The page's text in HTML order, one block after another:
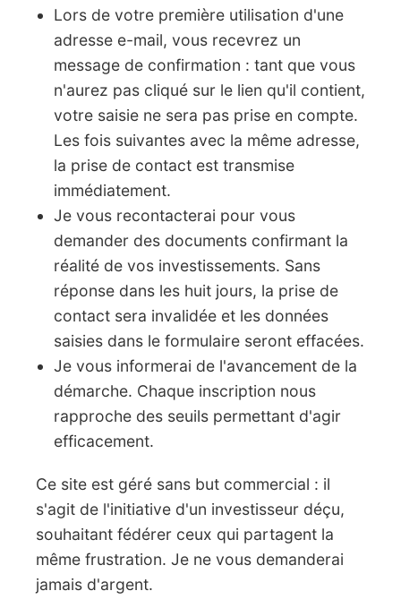
Lors de votre première utilisation d'une
adresse e-mail, vous recevrez un
message de confirmation : tant que vous
n'aurez pas cliqué sur le lien qu'il contient,
votre saisie ne sera pas prise en compte.
Les fois suivantes avec la même adresse,
la prise de contact est transmise
immédiatement.
Je vous recontacterai pour vous
demander des documents confirmant la
réalité de vos investissements. Sans
réponse dans les huit jours, la prise de
contact sera invalidée et les données
saisies dans le formulaire seront effacées.
Je vous informerai de l'avancement de la
démarche. Chaque inscription nous
rapproche des seuils permettant d'agir
efficacement.
Ce site est géré sans but commercial : il
s'agit de l'initiative d'un investisseur déçu,
souhaitant fédérer ceux qui partagent la
même frustration. Je ne vous demanderai
jamais d'argent.